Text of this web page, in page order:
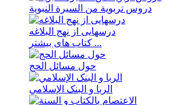
دروس تربویة من السیرة النبویة
درسهايی از نهج ‌البلاغه
کتاب های بیشتر ...
حول مسائل الحج
الربا و البنک الإسلامي